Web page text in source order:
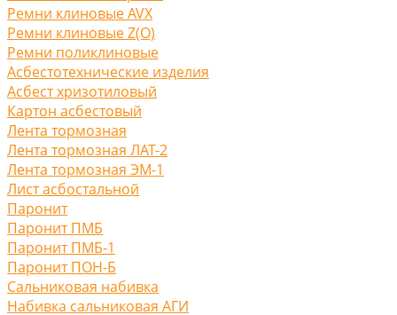
Ремни клиновые AVX
Ремни клиновые Z(O)
Ремни поликлиновые
Асбестотехнические изделия
Асбест хризотиловый
Картон асбестовый
Лента тормозная
Лента тормозная ЛАТ-2
Лента тормозная ЭМ-1
Лист асбостальной
Паронит
Паронит ПМБ
Паронит ПМБ-1
Паронит ПОН-Б
Сальниковая набивка
Набивка сальниковая АГИ